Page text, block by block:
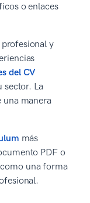
o enlaces
y
del CV
sector. La
una manera
más
PDF o
como una forma